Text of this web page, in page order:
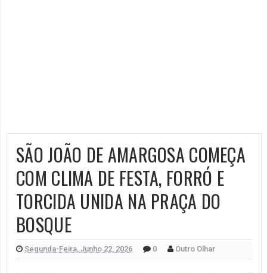
SÃO JOÃO DE AMARGOSA COMEÇA
COM CLIMA DE FESTA, FORRÓ E
TORCIDA UNIDA NA PRAÇA DO
BOSQUE
Segunda-Feira, Junho 22, 2026 0 Outro Olhar